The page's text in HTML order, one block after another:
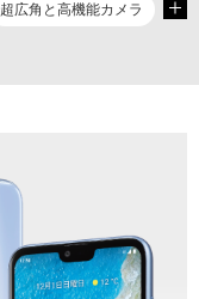
超広角と高機能カメラ